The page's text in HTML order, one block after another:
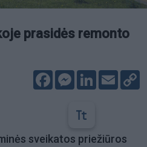
prasidės remonto
FacebookMessenger
LinkedIn
Email
sveikatos priežiūros